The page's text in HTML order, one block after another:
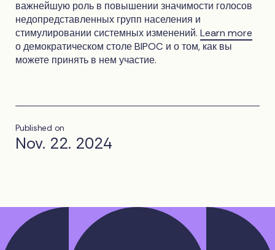
важнейшую роль в повышении значимости голосов
недопредставленных групп населения и
стимулировании системных изменений.Learn more
о демократическом столе BIPOC и о том, как вы
можете принять в нем участие.
Published on
Nov. 22. 2024